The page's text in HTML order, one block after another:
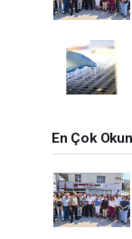
En Çok